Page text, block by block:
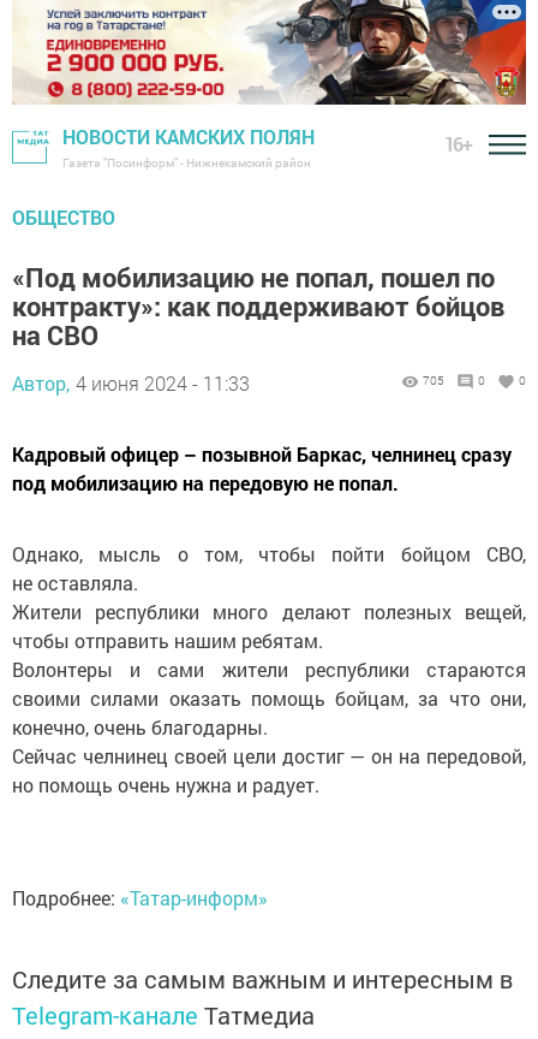
НОВОСТИ КАМСКИХ ПОЛЯН
Газета "Посинформ" - Нижнекамский район
16+
ОБЩЕСТВО
«Под мобилизацию не попал, пошел по
контракту»: как поддерживают бойцов
на СВО
Автор, 4 июня 2024 - 11:33 705 0 0
Кадровый офицер – позывной Баркас, челнинец сразу
под мобилизацию на передовую не попал.
Однако, мысль о том, чтобы пойти бойцом СВО,
не оставляла.
Жители республики много делают полезных вещей,
чтобы отправить нашим ребятам.
Волонтеры и сами жители республики стараются
своими силами оказать помощь бойцам, за что они,
конечно, очень благодарны.
Сейчас челнинец своей цели достиг — он на передовой,
но помощь очень нужна и радует.
Подробнее: «Татар-информ»
Следите за самым важным и интересным в
Telegram-канале Татмедиа